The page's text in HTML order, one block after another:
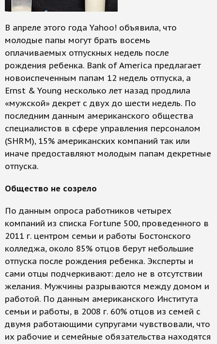
В апреле этого года Yahoo! объявила, что
молодые папы могут брать восемь
оплачиваемых отпускных недель после
рождения ребенка. Bank of America предлагает
новоиспеченным папам 12 недель отпуска, а
Ernst & Young несколько лет назад продлила
«мужской» декрет с двух до шести недель. По
последним данным американского общества
специалистов в сфере управления персоналом
(SHRM), 15% американских компаний так или
иначе предоставляют молодым папам декретные
отпуска.
Общество не созрело
По данным опроса работников четырех
компаний из списка Fortune 500, проведенного в
2011 г. центром семьи и работы Бостонского
колледжа, около 85% отцов берут небольшие
отпуска после рождения ребенка. Эксперты и
сами отцы подчеркивают: дело не в отсутствии
желания. Мужчины разрываются между домом и
работой. По данным американского Института
семьи и работы, в 2008 г. 60% отцов из семей с
двумя работающими супругами чувствовали, что
их рабочие и семейные обязательства находятся